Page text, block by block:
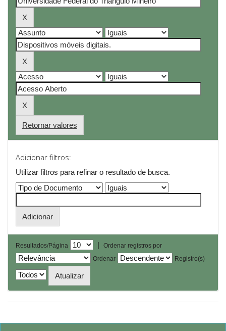
Retornar valores
Adicionar filtros:
Utilizar filtros para refinar o resultado de busca.
Resultados/Página |
Ordenar registros por
Ordenar
Registro(s)